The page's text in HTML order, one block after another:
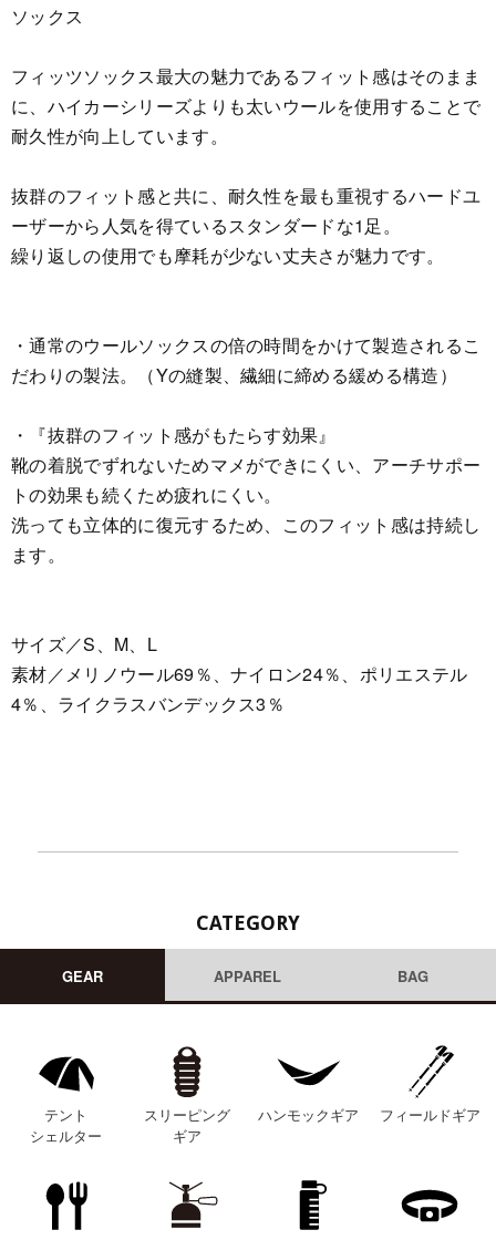
ソックス
フィッツソックス最大の魅力であるフィット感はそのまま
に、ハイカーシリーズよりも太いウールを使用することで
耐久性が向上しています。
抜群のフィット感と共に、耐久性を最も重視するハードユ
ーザーから人気を得ているスタンダードな1足。
繰り返しの使用でも摩耗が少ない丈夫さが魅力です。
・通常のウールソックスの倍の時間をかけて製造されるこ
だわりの製法。（Yの縫製、繊細に締める緩める構造）
・『抜群のフィット感がもたらす効果』
靴の着脱でずれないためマメができにくい、アーチサポー
トの効果も続くため疲れにくい。
洗っても立体的に復元するため、このフィット感は持続し
ます。
サイズ／S、M、L
素材／メリノウール69％、ナイロン24％、ポリエステル
4％、ライクラスバンデックス3％
CATEGORY
GEAR APPAREL BAG
テント
シェルター
スリーピング
ギア
ハンモックギア フィールドギア